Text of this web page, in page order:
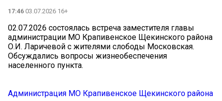
17:46 03.07.2026 16+
02.07.2026 состоялась встреча заместителя главы
администрации МО Крапивенское Щекинского района
О.И. Ларичевой с жителями слободы Московская.
Обсуждались вопросы жизнеобеспечения
населенного пункта.
Администрация МО Крапивенское Щекинского района